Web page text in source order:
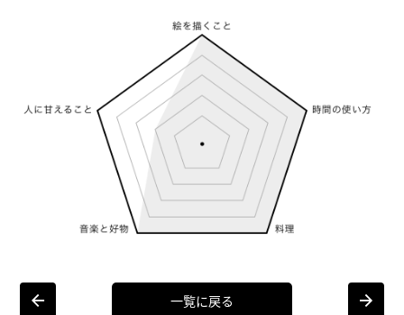
CONCEPT
MORIMOTOの家づくり
WORKS
VOICE
EVENT
一覧に戻る